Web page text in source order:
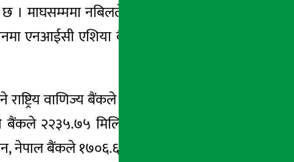
। माघसम्ममा नबिलले ४ अर्ब १३ करोड २६ लाख
एनआईसी एशिया बैंक छ, जसले पछिल्लो सात
वाणिज्य बैंकले ३ अर्ब ६६ लाख रुपैयाँ नाफा
२२३५.७५ मिलियन, स्ट्याण्डर्ड चार्टर्ड बैंकले
नेपाल बैंकले १७०६.६१ मिलियन खुद नाफा आर्जन